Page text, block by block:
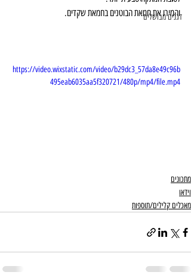
דגנים מבושלים
והמירו את חמאת הבוטנים בחמאת שקדים.
https://video.wixstatic.com/video/b29dc3_57da8e49c96b
495eab6035aa5f320721/480p/mp4/file.mp4
מתכונים
וידאו
מאכלים קלילים/תוספות